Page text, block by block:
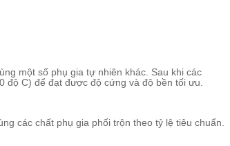
một số phụ gia tự nhiên khác. Sau khi các
C) để đạt được độ cứng và độ bền tối ưu.
các chất phụ gia phối trộn theo tỷ lệ tiêu chuẩn.